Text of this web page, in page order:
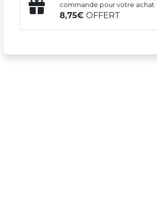
commande pour votre achat
8,75OFFERT